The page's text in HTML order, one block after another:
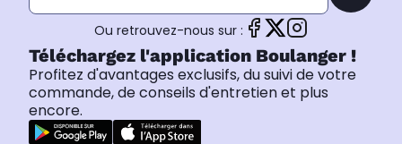
Ou retrouvez-nous sur :
Téléchargez l'application Boulanger !
Profitez d'avantages exclusifs, du suivi de votre
commande, de conseils d'entretien et plus
encore.